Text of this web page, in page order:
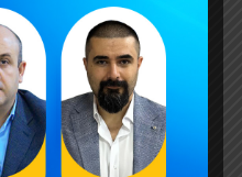
DTA-03 ərizəsi təqdim
olan əsas vəsaitlərin